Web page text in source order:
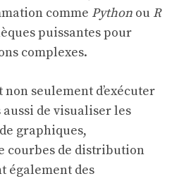
comme Python ou R
puissantes pour
complexes.
seulement d’exécuter
de visualiser les
graphiques,
courbes de distribution
également des